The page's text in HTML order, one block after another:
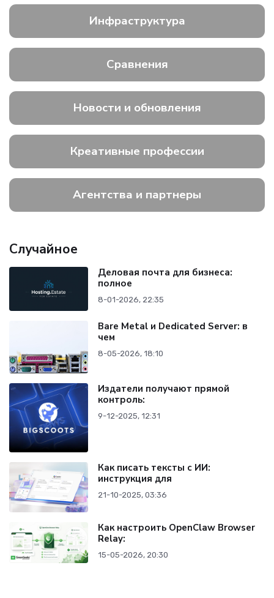
Инфраструктура
Сравнения
Новости и обновления
Креативные профессии
Агентства и партнеры
Случайное
Деловая почта для бизнеса:
полное
8-01-2026, 22:35
Bare Metal и Dedicated Server: в
чем
8-05-2026, 18:10
Издатели получают прямой
контроль:
9-12-2025, 12:31
Как писать тексты с ИИ:
инструкция для
21-10-2025, 03:36
Как настроить OpenClaw Browser
Relay:
15-05-2026, 20:30